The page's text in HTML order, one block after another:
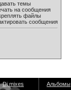
темы
на сообщения
файлы
сообщения
Dj mixes Альбомы